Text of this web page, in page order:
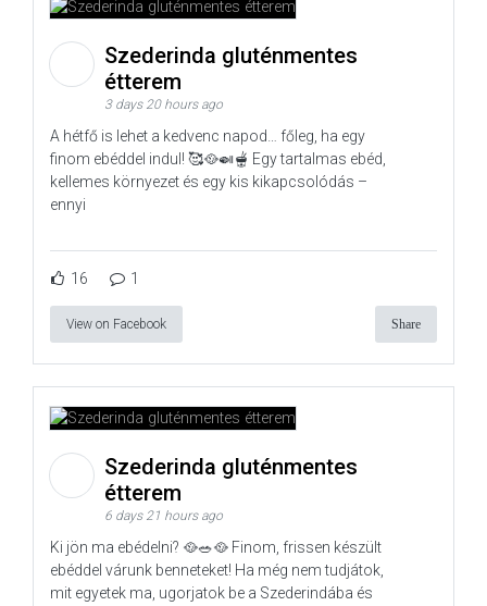
Szederinda gluténmentes
étterem
3 days 20 hours ago
A hétfő is lehet a kedvenc napod… főleg, ha egy
finom ebéddel indul! 🥰🥘🍛🫕 Egy tartalmas ebéd,
kellemes környezet és egy kis kikapcsolódás –
ennyi
16 1
View on Facebook Share
Szederinda gluténmentes
étterem
6 days 21 hours ago
Ki jön ma ebédelni? 🥘🥗🥘 Finom, frissen készült
ebéddel várunk benneteket! Ha még nem tudjátok,
mit egyetek ma, ugorjatok be a Szederindába és